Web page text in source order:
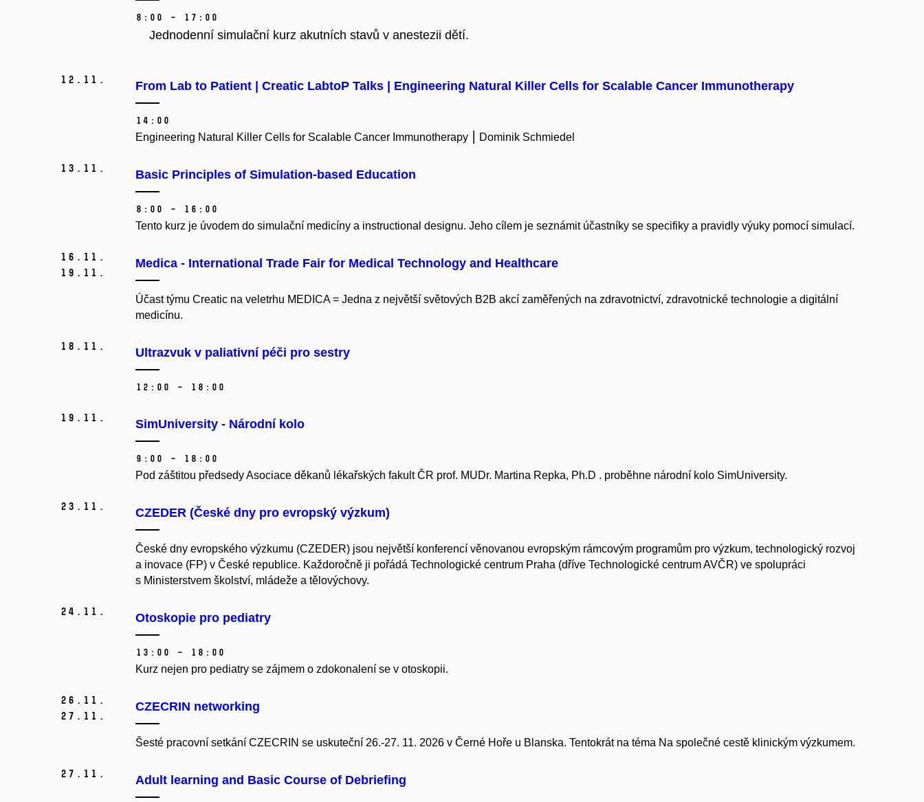
8:00 – 17:00
Jednodenní simulační kurz akutních stavů v anestezii dětí.
12. 11. From Lab to Patient | Creatic LabtoP Talks | Engineering Natural Killer Cells for Scalable Cancer Immunotherapy
14:00
Engineering Natural Killer Cells for Scalable Cancer Immunotherapy ⎮ Dominik Schmiedel
13. 11. Basic Principles of Simulation-based Education
8:00 – 16:00
Tento kurz je úvodem do simulační medicíny a instructional designu. Jeho cílem je seznámit účastníky se specifiky a pravidly výuky pomocí simulací.
16. 11.
19. 11.
Medica - International Trade Fair for Medical Technology and Healthcare
Účast týmu Creatic na veletrhu MEDICA = Jedna z největší světových B2B akcí zaměřených na zdravotnictví, zdravotnické technologie a digitální
medicínu.
18. 11. Ultrazvuk v paliativní péči pro sestry
12:00 – 18:00
19. 11. SimUniversity - Národní kolo
9:00 – 18:00
Pod záštitou předsedy Asociace děkanů lékařských fakult ČR prof. MUDr. Martina Repka, Ph.D . proběhne národní kolo SimUniversity.
23. 11. CZEDER (České dny pro evropský výzkum)
České dny evropského výzkumu (CZEDER) jsou největší konferencí věnovanou evropským rámcovým programům pro výzkum, technologický rozvoj
a inovace (FP) v České republice. Každoročně ji pořádá Technologické centrum Praha (dříve Technologické centrum AVČR) ve spolupráci
s Ministerstvem školství, mládeže a tělovýchovy.
24. 11. Otoskopie pro pediatry
13:00 – 18:00
Kurz nejen pro pediatry se zájmem o zdokonalení se v otoskopii.
26. 11.
27. 11.
CZECRIN networking
Šesté pracovní setkání CZECRIN se uskuteční 26.-27. 11. 2026 v Černé Hoře u Blanska. Tentokrát na téma Na společné cestě klinickým výzkumem.
27. 11. Adult learning and Basic Course of Debriefing